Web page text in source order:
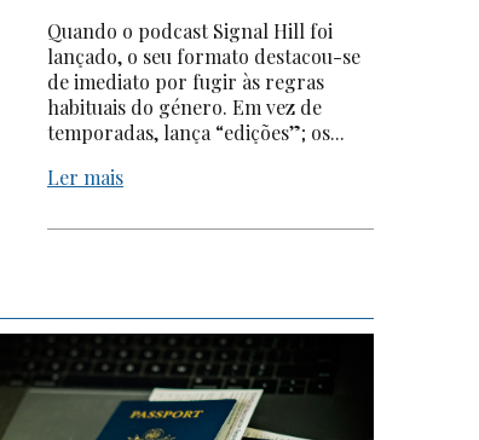
Quando o podcast Signal Hill foi
lançado, o seu formato destacou-se
de imediato por fugir às regras
habituais do género. Em vez de
temporadas, lança “edições”; os...
Ler mais